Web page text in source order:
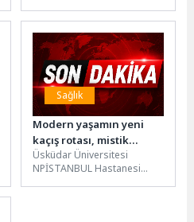
oyun monitörü markası
konumunu...
Sağlık
Modern yaşamın yeni
kaçış rotası, mistik
akımlar!
Üsküdar Üniversitesi
NPİSTANBUL Hastanesi